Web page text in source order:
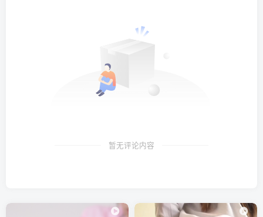
[ROSI写真]口罩系列 2025.12.27 NO.3485 [37P92MB]
[ROSI写真]口罩系列 2025.12.25 NO.3483 [125P275MB]
[ROSI写真]口罩系列 2025.12.24 NO.3482 [89P210MB]
[ROSI写真]口罩系列 2025.12.22 NO.3480 [33P99MB]
[ROSI写真]口罩系列 2025.12.18 NO.3476 [84P233MB]
暂无评论内容